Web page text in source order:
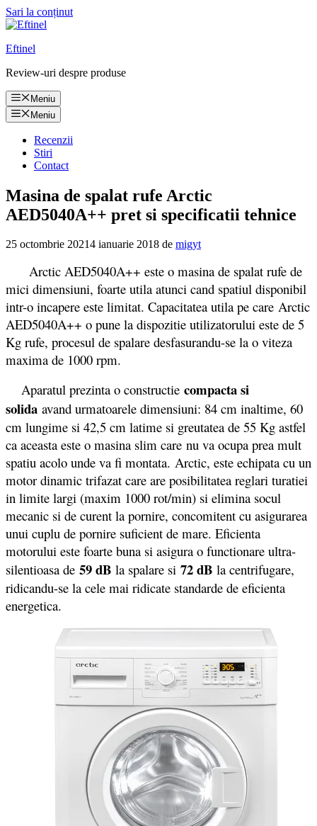
Sari la conținut
Eftinel
Review-uri despre produse
Meniu
Meniu
Recenzii
Stiri
Contact
Masina de spalat rufe Arctic
AED5040A++ pret si specificatii tehnice
25 octombrie 20214 ianuarie 2018 de migyt
Arctic AED5040A++ este o masina de spalat rufe de
mici dimensiuni, foarte utila atunci cand spatiul disponibil
intr-o incapere este limitat. Capacitatea utila pe care Arctic
AED5040A++ o pune la dispozitie utilizatorului este de 5
Kg rufe, procesul de spalare desfasurandu-se la o viteza
maxima de 1000 rpm.
Aparatul prezinta o constructie compacta si
solida avand urmatoarele dimensiuni: 84 cm inaltime, 60
cm lungime si 42,5 cm latime si greutatea de 55 Kg astfel
ca aceasta este o masina slim care nu va ocupa prea mult
spatiu acolo unde va fi montata. Arctic, este echipata cu un
motor dinamic trifazat care are posibilitatea reglari turatiei
in limite largi (maxim 1000 rot/min) si elimina socul
mecanic si de curent la pornire, concomitent cu asigurarea
unui cuplu de pornire suficient de mare. Eficienta
motorului este foarte buna si asigura o functionare ultra-
silentioasa de 59 dB la spalare si 72 dB la centrifugare,
ridicandu-se la cele mai ridicate standarde de eficienta
energetica.